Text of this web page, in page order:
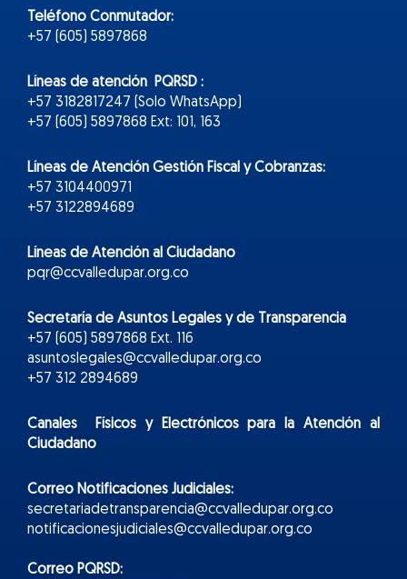
Teléfono Conmutador:
+57 (605) 5897868
Líneas de atención PQRSD :
+57 3182817247 (Solo WhatsApp)
+57 (605) 5897868 Ext: 101, 163
Líneas de Atención Gestión Fiscal y Cobranzas:
+57 3104400971
+57 3122894689
Líneas de Atención al Ciudadano
pqr@ccvalledupar.org.co
Secretaría de Asuntos Legales y de Transparencia
+57 (605) 5897868 Ext. 116
asuntoslegales@ccvalledupar.org.co
+57 312 2894689
Canales Físicos yElectrónicospara la Atención al
Ciudadano
Correo Notificaciones Judiciales:
secretariadetransparencia@ccvalledupar.org.co
notificacionesjudiciales@ccvalledupar.org.co
Correo PQRSD: